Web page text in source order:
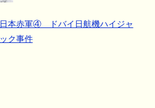
日本赤軍④ ドバイ日航機ハイジャ
ック事件